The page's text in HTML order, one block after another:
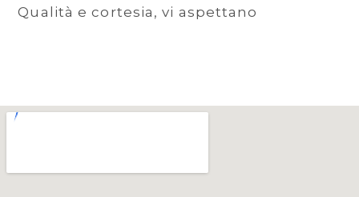
Qualità e cortesia, vi aspettano